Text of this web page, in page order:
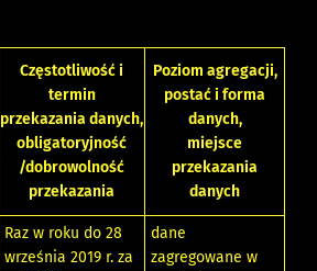
Częstotliwość i
termin
przekazania danych,
obligatoryjność
/dobrowolność
przekazania
Poziom agregacji,
postać i forma
danych,
miejsce
przekazania
danych
Raz w roku do 28
września 2019 r. za
dane
zagregowane w